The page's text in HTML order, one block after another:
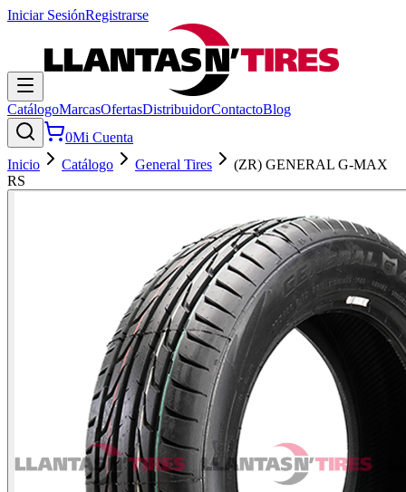
Iniciar SesiónRegistrarse
CatálogoMarcasOfertasDistribuidorContactoBlog
0Mi Cuenta
Inicio
Catálogo General Tires
(ZR) GENERAL G-MAX
RS